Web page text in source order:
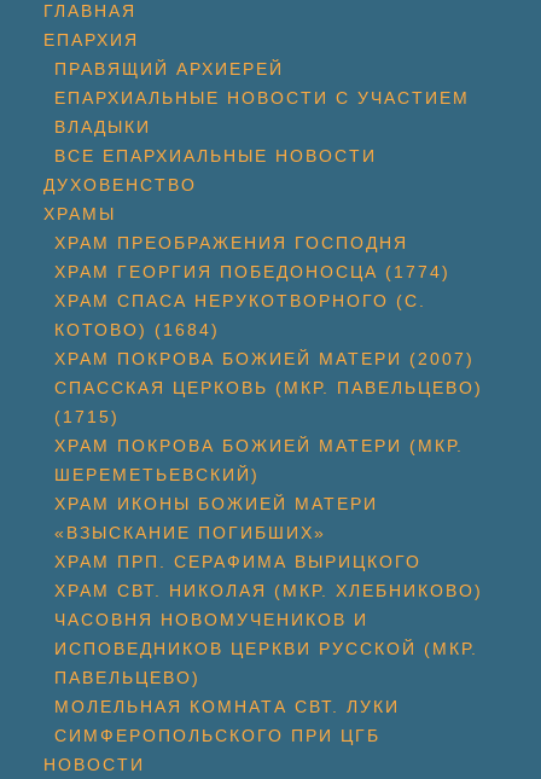
ГЛАВНАЯ
ЕПАРХИЯ
ПРАВЯЩИЙ АРХИЕРЕЙ
ЕПАРХИАЛЬНЫЕ НОВОСТИ С УЧАСТИЕМ
ВЛАДЫКИ
ВСЕ ЕПАРХИАЛЬНЫЕ НОВОСТИ
ДУХОВЕНСТВО
ХРАМЫ
ХРАМ ПРЕОБРАЖЕНИЯ ГОСПОДНЯ
ХРАМ ГЕОРГИЯ ПОБЕДОНОСЦА (1774)
ХРАМ СПАСА НЕРУКОТВОРНОГО (С.
КОТОВО) (1684)
ХРАМ ПОКРОВА БОЖИЕЙ МАТЕРИ (2007)
СПАССКАЯ ЦЕРКОВЬ (МКР. ПАВЕЛЬЦЕВО)
(1715)
ХРАМ ПОКРОВА БОЖИЕЙ МАТЕРИ (МКР.
ШЕРЕМЕТЬЕВСКИЙ)
ХРАМ ИКОНЫ БОЖИЕЙ МАТЕРИ
«ВЗЫСКАНИЕ ПОГИБШИХ»
ХРАМ ПРП. СЕРАФИМА ВЫРИЦКОГО
ХРАМ СВТ. НИКОЛАЯ (МКР. ХЛЕБНИКОВО)
ЧАСОВНЯ НОВОМУЧЕНИКОВ И
ИСПОВЕДНИКОВ ЦЕРКВИ РУССКОЙ (МКР.
ПАВЕЛЬЦЕВО)
МОЛЕЛЬНАЯ КОМНАТА СВТ. ЛУКИ
СИМФЕРОПОЛЬСКОГО ПРИ ЦГБ
НОВОСТИ